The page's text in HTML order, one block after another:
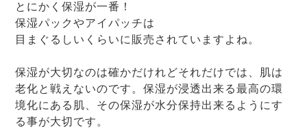
とにかく保湿が一番！
保湿パックやアイパッチは
目まぐるしいくらいに販売されていますよね。
保湿が大切なのは確かだけれどそれだけでは、肌は
老化と戦えないのです。保湿が浸透出来る最高の環
境化にある肌、その保湿が水分保持出来るようにす
る事が大切です。